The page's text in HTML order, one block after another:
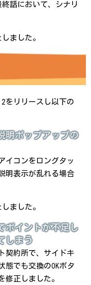
話において、シナリ
ました。
をリリースし以下の
明ポップアップの
イコンをロングタッ
明表示が乱れる場合
ました。
ポイントが不足し
しまう
契約所で、サイドキ
態でも交換のOKボタ
修正しました。